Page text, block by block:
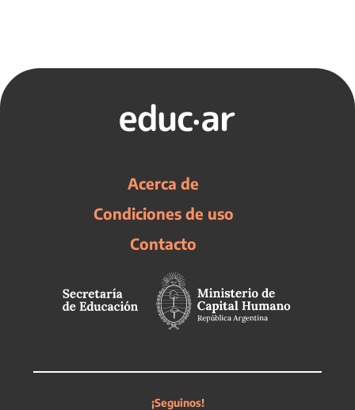
Acerca de
Condiciones de uso
Contacto
¡Seguinos!